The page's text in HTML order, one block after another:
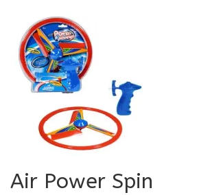
Air Power Spin